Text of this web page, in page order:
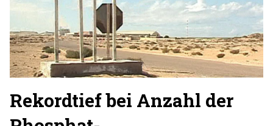
Rekordtief bei Anzahl der